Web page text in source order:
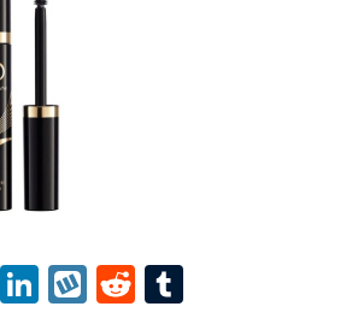
X
Li W R